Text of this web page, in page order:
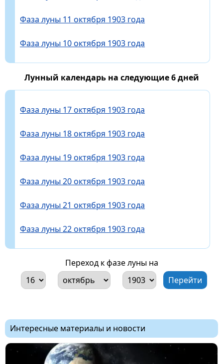
Фаза луны 11 октября 1903 года
Фаза луны 10 октября 1903 года
Лунный календарь на следующие 6 дней
Фаза луны 17 октября 1903 года
Фаза луны 18 октября 1903 года
Фаза луны 19 октября 1903 года
Фаза луны 20 октября 1903 года
Фаза луны 21 октября 1903 года
Фаза луны 22 октября 1903 года
Переход к фазе луны на
Интересные материалы и новости